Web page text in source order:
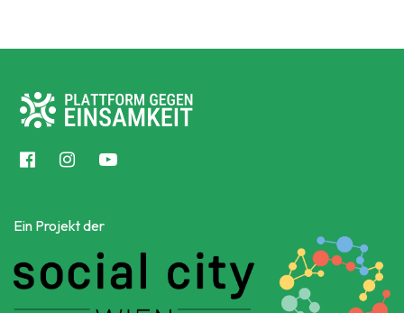
Ein Projekt der